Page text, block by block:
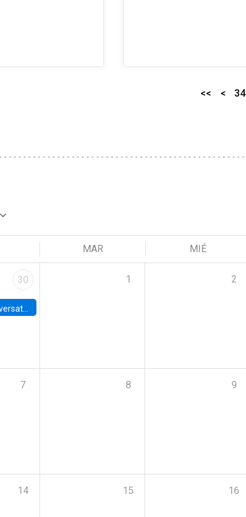
<< < 34
MAR MIÉ
30
Visiones para reactivar el crecimiento
1 2
7 8 9
14 15 16